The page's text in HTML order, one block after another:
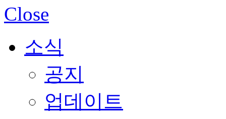
Close
소식
공지
업데이트